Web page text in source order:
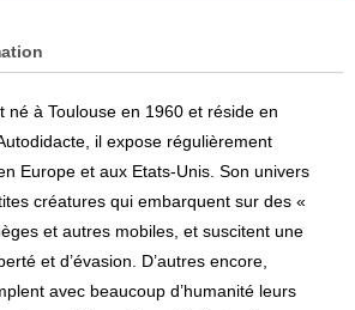
né à Toulouse en 1960 et réside en
il expose régulièrement
Europe et aux Etats-Unis. Son univers
créatures qui embarquent sur des «
et autres mobiles, et suscitent une
et d’évasion. D’autres encore,
avec beaucoup d’humanité leurs